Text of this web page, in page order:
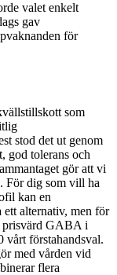
valet enkelt
gav
för
som
stod det ut genom
god tolerans och
gör att vi
För dig som vill ha
kan en
alternativ, men för
prisvärd GABA i
förstahandsval.
med vården vid
flera